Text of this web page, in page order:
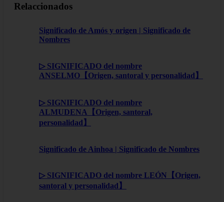
Relaccionados
Significado de Amós y origen | Significado de
Nombres
▷ SIGNIFICADO del nombre
ANSELMO【Origen, santoral y personalidad】
▷ SIGNIFICADO del nombre
ALMUDENA【Origen, santoral,
personalidad】
Significado de Ainhoa | Significado de Nombres
▷ SIGNIFICADO del nombre LEÓN【Origen,
santoral y personalidad】